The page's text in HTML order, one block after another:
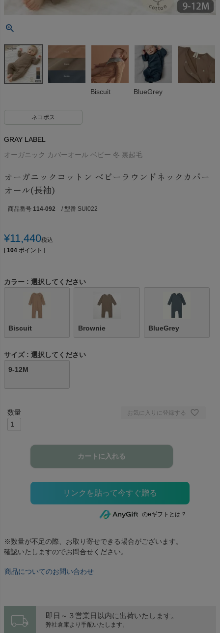
Biscuit BlueGrey
ネコポス
GRAY LABEL
オーガニック カバーオール ベビー 冬 裏起毛
オーガニックコットン ベビーラウンドネックカバー
オール(長袖)
商品番号 114-092 / 型番 SUI022
¥11,440税込
[ 104 ポイント ]
カラー 選択してください
Biscuit Brownie BlueGrey
サイズ
選択してください
9-12M
お気に入りに登録する
カートに入れる
のeギフトとは？
※数量が不足の際、お取り寄せできる場合がございます。
確認いたしますのでお問合せください。
商品についてのお問い合わせ
local_shipping 即日～３営業日以内に出荷いたします。
弊社倉庫より手配いたします。